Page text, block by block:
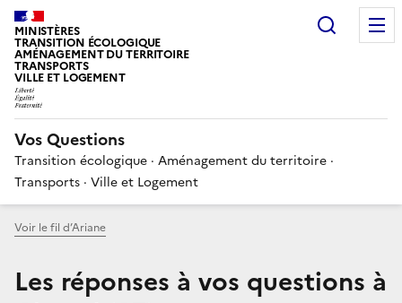
MINISTÈRES
TRANSITION ÉCOLOGIQUE
AMÉNAGEMENT DU TERRITOIRE
TRANSPORTS
VILLE ET LOGEMENT
Vos Questions
Transition écologique · Aménagement du territoire ·
Transports · Ville et Logement
Voir le fil d’Ariane
Les réponses à vos questions à